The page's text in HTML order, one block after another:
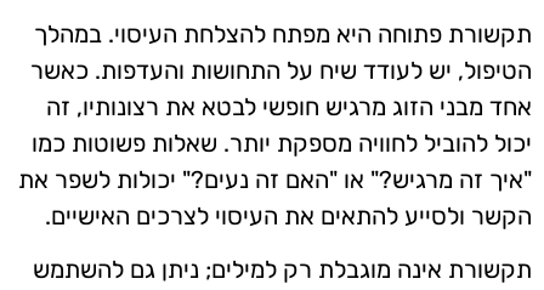
תקשורת פתוחה היא מפתח להצלחת העיסוי. במהלך
הטיפול, יש לעודד שיח על התחושות והעדפות. כאשר
אחד מבני הזוג מרגיש חופשי לבטא את רצונותיו, זה
יכול להוביל לחוויה מספקת יותר. שאלות פשוטות כמו
"איך זה מרגיש?" או "האם זה נעים?" יכולות לשפר את
הקשר ולסייע להתאים את העיסוי לצרכים האישיים.
תקשורת אינה מוגבלת רק למילים; ניתן גם להשתמש